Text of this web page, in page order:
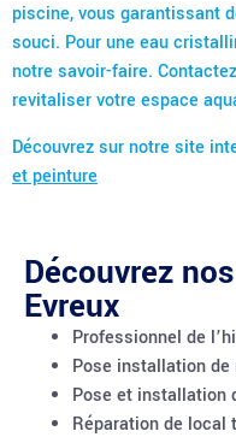
piscine, vous garantissant
souci. Pour une eau
notre savoir-faire.
revitaliser votre espace
Découvrez sur notre site
et peinture
Découvrez
Evreux
Professionnel de
Pose installation de
Pose et installation
Réparation de local